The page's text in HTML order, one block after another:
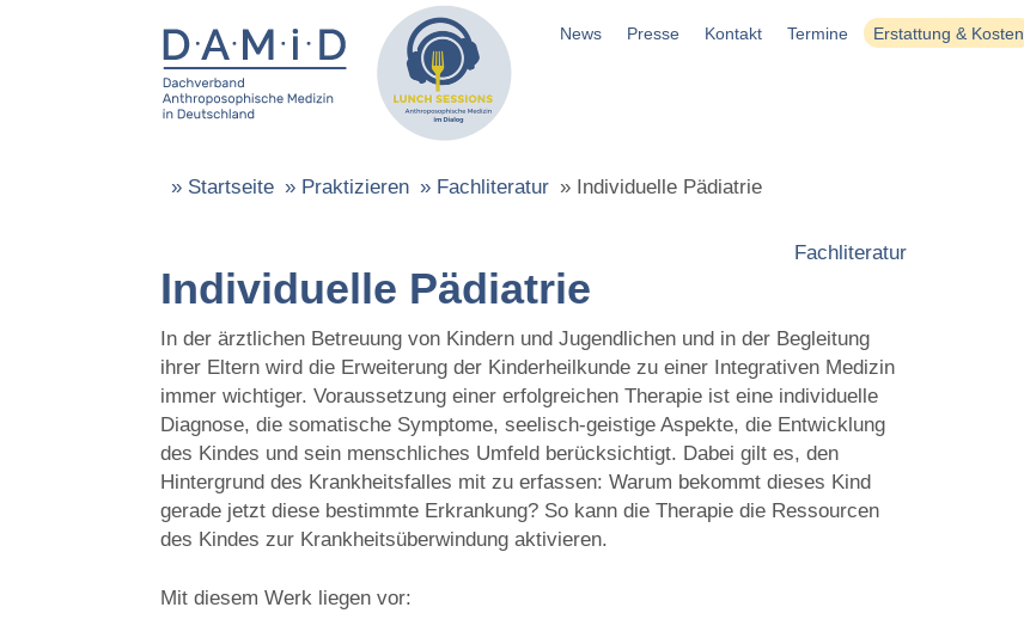
News Presse Kontakt Termine Erstattung & Kosten
» Startseite » Praktizieren » Fachliteratur » Individuelle Pädiatrie
Fachliteratur
Individuelle Pädiatrie
In der ärztlichen Betreuung von Kindern und Jugendlichen und in der Begleitung
ihrer Eltern wird die Erweiterung der Kinderheilkunde zu einer Integrativen Medizin
immer wichtiger. Voraussetzung einer erfolgreichen Therapie ist eine individuelle
Diagnose, die somatische Symptome, seelisch-geistige Aspekte, die Entwicklung
des Kindes und sein menschliches Umfeld berücksichtigt. Dabei gilt es, den
Hintergrund des Krankheitsfalles mit zu erfassen: Warum bekommt dieses Kind
gerade jetzt diese bestimmte Erkrankung? So kann die Therapie die Ressourcen
des Kindes zur Krankheitsüberwindung aktivieren.
Mit diesem Werk liegen vor: